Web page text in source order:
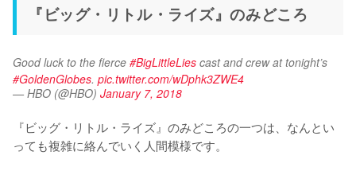
『ビッグ・リトル・ライズ』のみどころ
Good luck to the fierce #BigLittleLies
#GoldenGlobes. pic.twitter.com/wDphk3ZWE4
— HBO (@HBO) January 7, 2018
『ビッグ・リトル・ライズ』のみどころの一つは、なんとい
っても複雑に絡んでいく人間模様です。